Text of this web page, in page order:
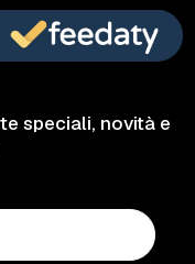
speciali, novità e